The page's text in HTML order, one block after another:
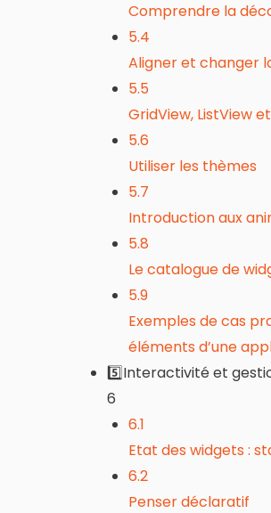
Comprendre la
5.4
Aligner et changer
5.5
GridView, ListView
5.6
Utiliser les thèmes
5.7
Introduction aux
5.8
Le catalogue de
5.9
Exemples de cas
éléments d’une
5️⃣Interactivité et
6
6.1
Etat des widgets :
6.2
Penser déclaratif